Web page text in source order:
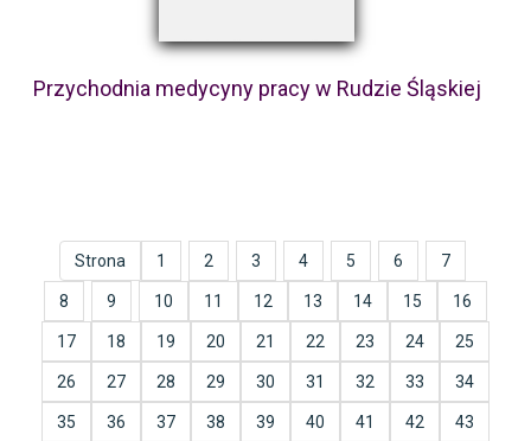
Przychodnia medycyny pracy w Rudzie Śląskiej
Strona 1 2 3 4 5 6 7
8 9 10 11 12 13 14 15 16
17 18 19 20 21 22 23 24 25
26 27 28 29 30 31 32 33 34
35 36 37 38 39 40 41 42 43